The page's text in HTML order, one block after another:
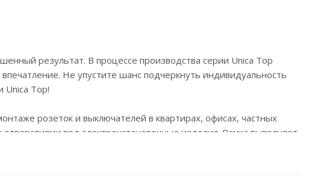
результат. В процессе производства серии Unica Top
Не упустите шанс подчеркнуть индивидуальность
Unica Top!
розеток и выключателей в квартирах, офисах, частных
под электроустановочные изделия. Рамка выполняет
коммуникации, надежно фиксирует устройство, скрывает